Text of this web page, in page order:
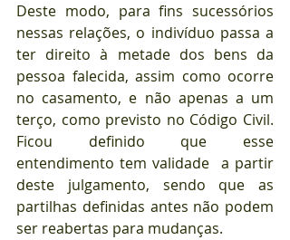
Deste modo, para fins sucessórios
nessas relações, o indivíduo passa a
ter direito à metade dos bens da
pessoa falecida, assim como ocorre
no casamento, e não apenas a um
terço, como previsto no Código Civil.
Ficou definido que esse
entendimento tem validade  a partir
deste julgamento, sendo que as
partilhas definidas antes não podem
ser reabertas para mudanças.